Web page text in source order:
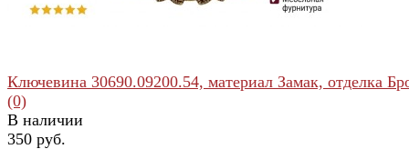
Ключевина 30690.09200.54, материал Замак, отделка
(0)
В наличии
350 руб.